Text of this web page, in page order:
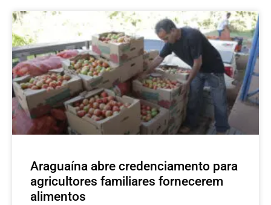
Araguaína abre credenciamento para
agricultores familiares fornecerem
alimentos